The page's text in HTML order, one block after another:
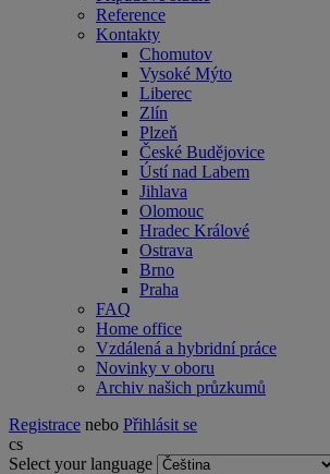
Reference
Kontakty
Chomutov
Vysoké Mýto
Liberec
Zlín
Plzeň
České Budějovice
Ústí nad Labem
Jihlava
Olomouc
Hradec Králové
Ostrava
Brno
Praha
FAQ
Home office
Vzdálená a hybridní práce
Novinky v oboru
Archiv našich průzkumů
Registrace nebo Přihlásit se
cs
Select your language